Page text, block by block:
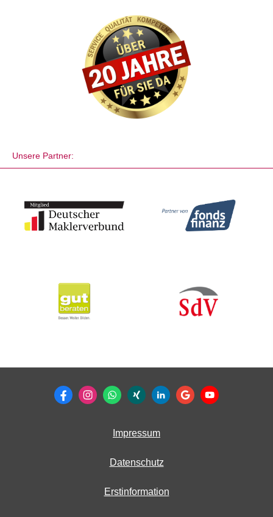
Unsere Partner:
Impressum
Datenschutz
Erstinformation